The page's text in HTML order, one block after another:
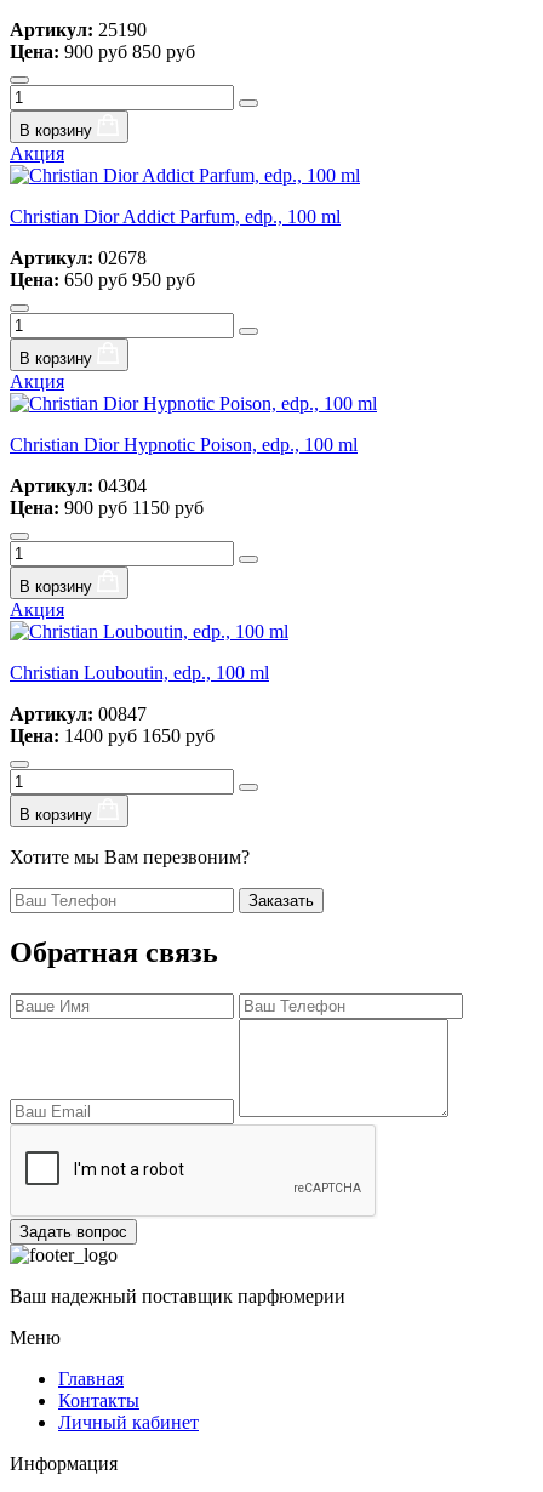
Артикул: 25190
Цена: 900 руб 850 руб
В корзину
Акция
Christian Dior Addict Parfum, edp., 100 ml
Артикул: 02678
Цена: 650 руб 950 руб
В корзину
Акция
Christian Dior Hypnotic Poison, edp., 100 ml
Артикул: 04304
Цена: 900 руб 1150 руб
В корзину
Акция
Christian Louboutin, edp., 100 ml
Артикул: 00847
Цена: 1400 руб 1650 руб
В корзину
Хотите мы Вам перезвоним?
Заказать
Обратная связь
Задать вопрос
Ваш надежный поставщик парфюмерии
Меню
Главная
Контакты
Личный кабинет
Информация